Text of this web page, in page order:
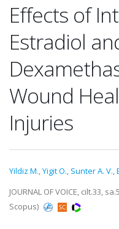
Effects of
Estradiol
Wound
Injuries
Yildiz M.,Yigit O., Sunter A. V.,
JOURNAL OF VOICE, cilt.33,
Scopus)